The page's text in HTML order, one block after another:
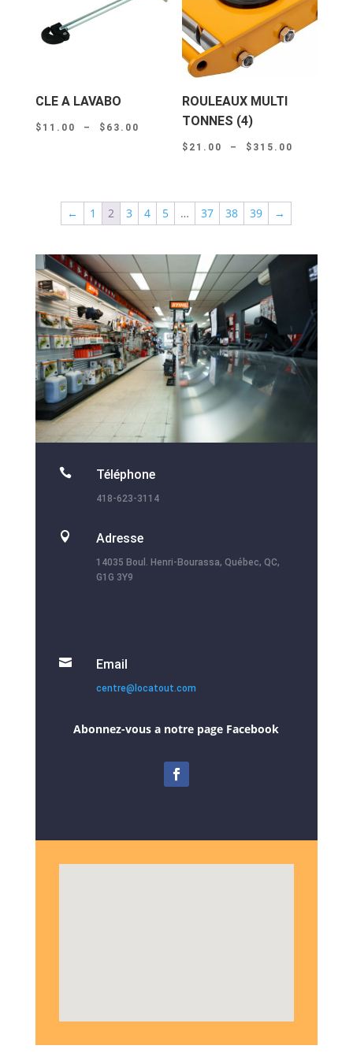
CLE A LAVABO
$ 11.00 – $ 63.00
ROULEAUX MULTI
TONNES (4)
$ 21.00 – $ 315.00
← 1 2 3 4 5 … 37 38 39 →
 Téléphone
418-623-3114
 Adresse
14035 Boul. Henri-Bourassa, Québec, QC,
G1G 3Y9
 Email
centre@locatout.com
Abonnez-vous a notre page Facebook